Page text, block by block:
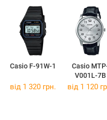
Casio F-91W-1
Casio
V001L-7B
від 1 320 грн. від 1 120